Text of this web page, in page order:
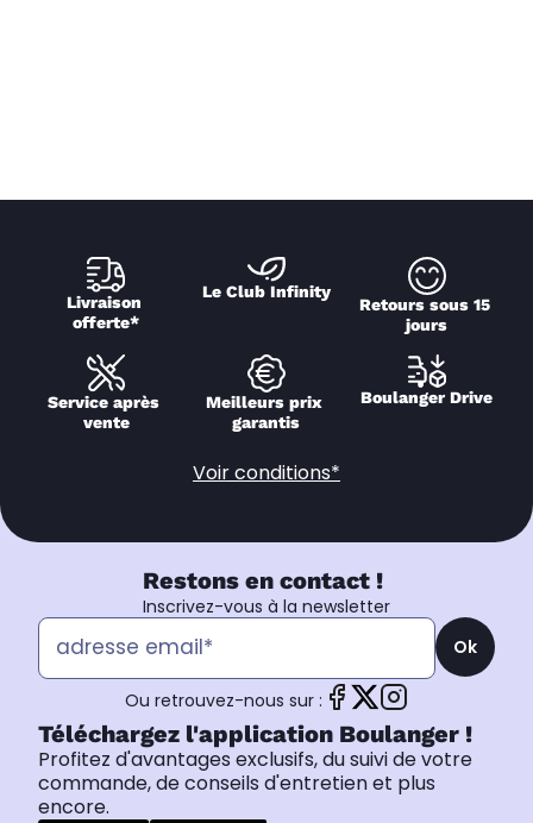
Livraison
offerte*
Le Club Infinity
Retours sous 15
jours
Service après
vente
Meilleurs prix
garantis
Boulanger Drive
Voir conditions*
Restons en contact !
Inscrivez-vous à la newsletter
Ok
Ou retrouvez-nous sur :
Téléchargez l'application Boulanger !
Profitez d'avantages exclusifs, du suivi de votre
commande, de conseils d'entretien et plus
encore.